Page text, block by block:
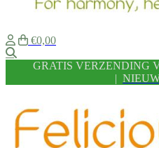
€0,00
GRATIS VERZENDING
|